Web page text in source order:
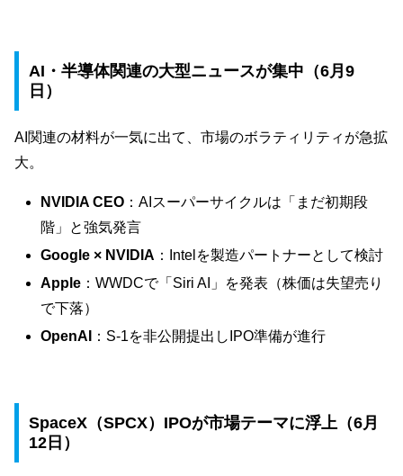
AI・半導体関連の大型ニュースが集中（6月9
日）
AI関連の材料が一気に出て、市場のボラティリティが急拡
大。
NVIDIA CEO ：AIスーパーサイクルは「まだ初期段
階」と強気発言
Google × NVIDIA ：Intelを製造パートナーとして検討
Apple ：WWDCで「Siri AI」を発表（株価は失望売り
で下落）
OpenAI
：S-1を非公開提出しIPO準備が進行
SpaceX（SPCX）IPOが市場テーマに浮上（6月
12日）